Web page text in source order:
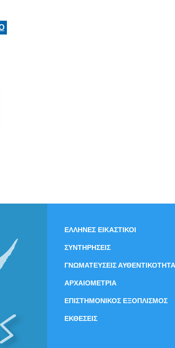
ΕΛΛΗΝΕΣ ΕΙΚΑΣΤΙΚΟΙ
ΣΥΝΤΗΡΗΣΕΙΣ
ΓΝΩΜΑΤΕΥΣΕΙΣ
ΑΡΧΑΙΟΜΕΤΡΙΑ
ΕΠΙΣΤΗΜΟΝΙΚΟΣ ΕΞΟΠΛΙΣΜΟΣ
ΕΚΘΕΣΕΙΣ